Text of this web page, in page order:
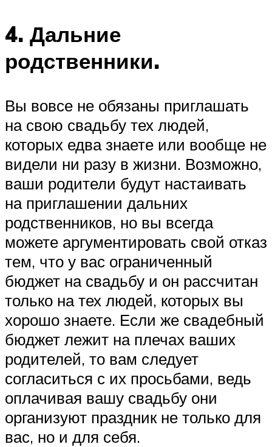
4. Дальние
родственники.
Вы вовсе не обязаны приглашать
на свою свадьбу тех людей,
которых едва знаете или вообще не
видели ни разу в жизни. Возможно,
ваши родители будут настаивать
на приглашении дальних
родственников, но вы всегда
можете аргументировать свой отказ
тем, что у вас ограниченный
бюджет на свадьбу и он рассчитан
только на тех людей, которых вы
хорошо знаете. Если же свадебный
бюджет лежит на плечах ваших
родителей, то вам следует
согласиться с их просьбами, ведь
оплачивая вашу свадьбу они
организуют праздник не только для
вас, но и для себя.